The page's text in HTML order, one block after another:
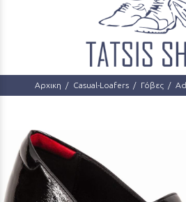
Αρχικη Casual-Loafers Γόβες